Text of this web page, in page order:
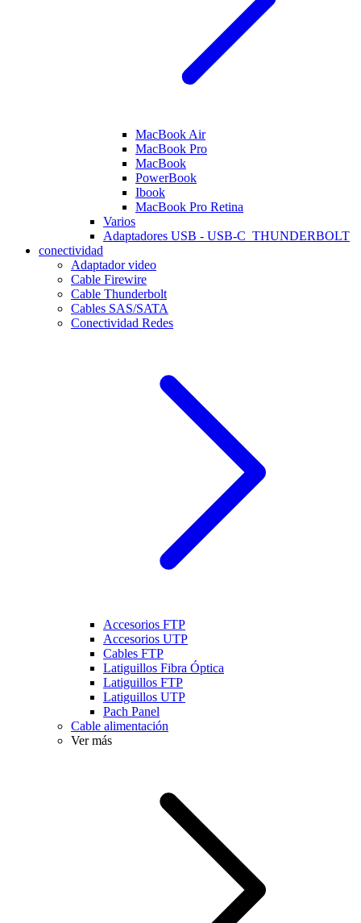
MacBook Air
MacBook Pro
MacBook
PowerBook
Ibook
MacBook Pro Retina
Varios
Adaptadores USB - USB-C_THUNDERBOLT
conectividad
Adaptador video
Cable Firewire
Cable Thunderbolt
Cables SAS/SATA
Conectividad Redes
Accesorios FTP
Accesorios UTP
Cables FTP
Latiguillos Fibra Óptica
Latiguillos FTP
Latiguillos UTP
Pach Panel
Cable alimentación
Ver más